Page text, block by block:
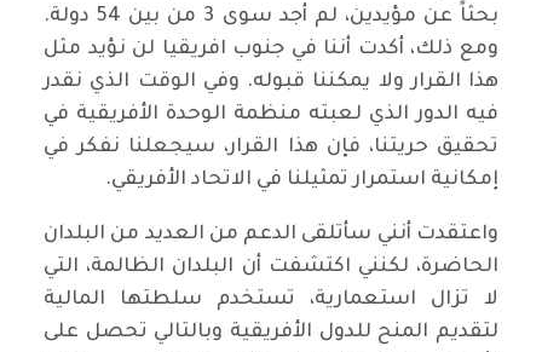
بحثاً عن مؤيدين، لم أجد سوى 3 من بين 54 دولة.
ومع ذلك، أكدت أننا في جنوب افريقيا لن نؤيد مثل
هذا القرار ولا يمكننا قبوله. وفي الوقت الذي نقدر
فيه الدور الذي لعبته منظمة الوحدة الأفريقية في
تحقيق حريتنا، فإن هذا القرار، سيجعلنا نفكر في
إمكانية استمرار تمثيلنا في الاتحاد الأفريقي.
واعتقدت أنني سأتلقى الدعم من العديد من البلدان
الحاضرة، لكنني اكتشفت أن البلدان الظالمة، التي
لا تزال استعمارية، تستخدم سلطتها المالية
لتقديم المنح للدول الأفريقية وبالتالي تحصل على